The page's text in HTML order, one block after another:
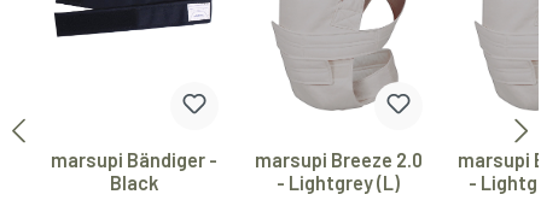
marsupi Bändiger -
Black
marsupi Breeze 2.0
- Lightgrey (L)
marsupi
-